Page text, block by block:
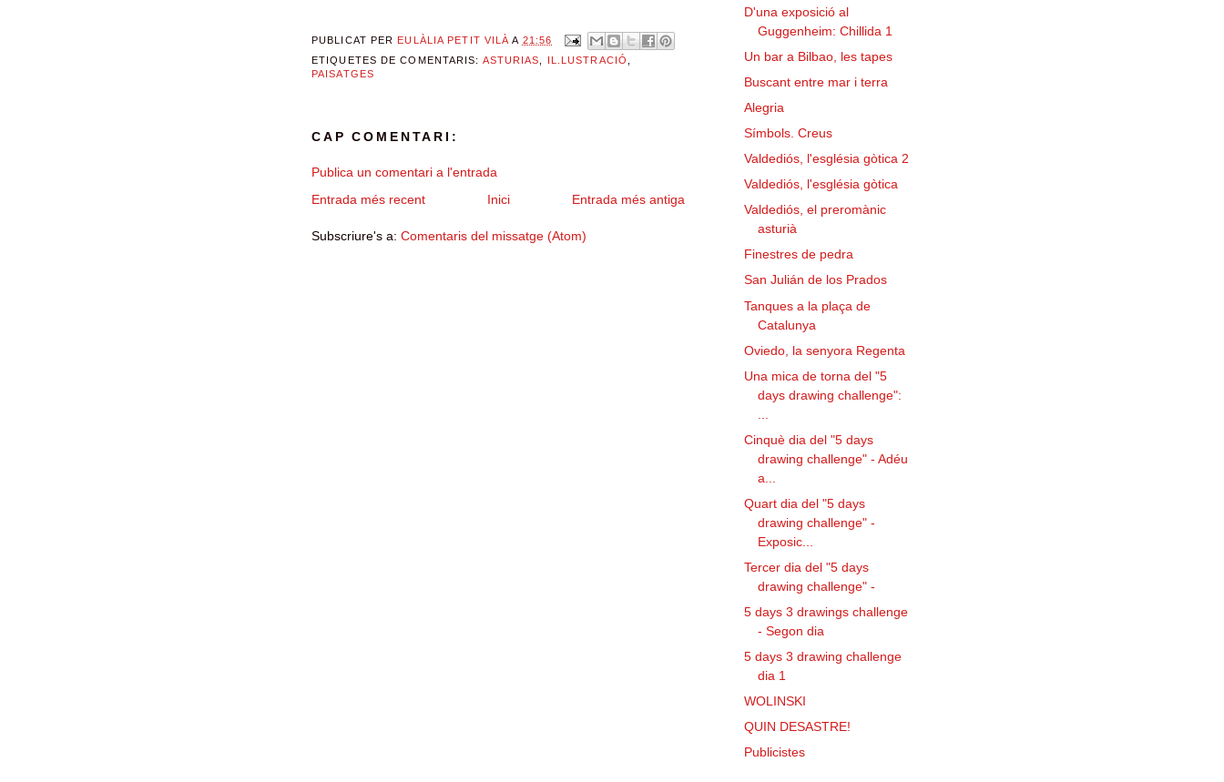
PUBLICAT PER EULÀLIA PETIT VILÀ A 21:56
ETIQUETES DE COMENTARIS: ASTURIAS IL.LUSTRACIÓ
PAISATGES
CAP COMENTARI:
Publica un comentari a l'entrada
Entrada més recent
Entrada més antiga
Inici
Subscriure's a: Comentaris del missatge (Atom)
D'una exposició al
Guggenheim: Chillida 1
Un bar a Bilbao, les tapes
Buscant entre mar i terra
Alegria
Símbols. Creus
Valdediós, l'església gòtica 2
Valdediós, l'església gòtica
Valdediós, el preromànic
asturià
Finestres de pedra
San Julián de los Prados
Tanques a la plaça de
Catalunya
Oviedo, la senyora Regenta
Una mica de torna del "5
days drawing challenge":
Cinquè dia del "5 days
drawing challenge" - Adéu
a...
Quart dia del "5 days
drawing challenge" -
Exposic...
Tercer dia del "5 days
drawing challenge" -
5 days 3 drawings challenge
- Segon dia
5 days 3 drawing challenge
dia 1
WOLINSKI
QUIN DESASTRE!
Publicistes